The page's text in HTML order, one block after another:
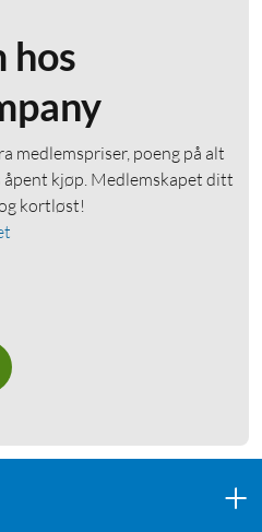
hos
medlemspriser, poeng på alt
åpent kjøp. Medlemskapet ditt
kortløst!